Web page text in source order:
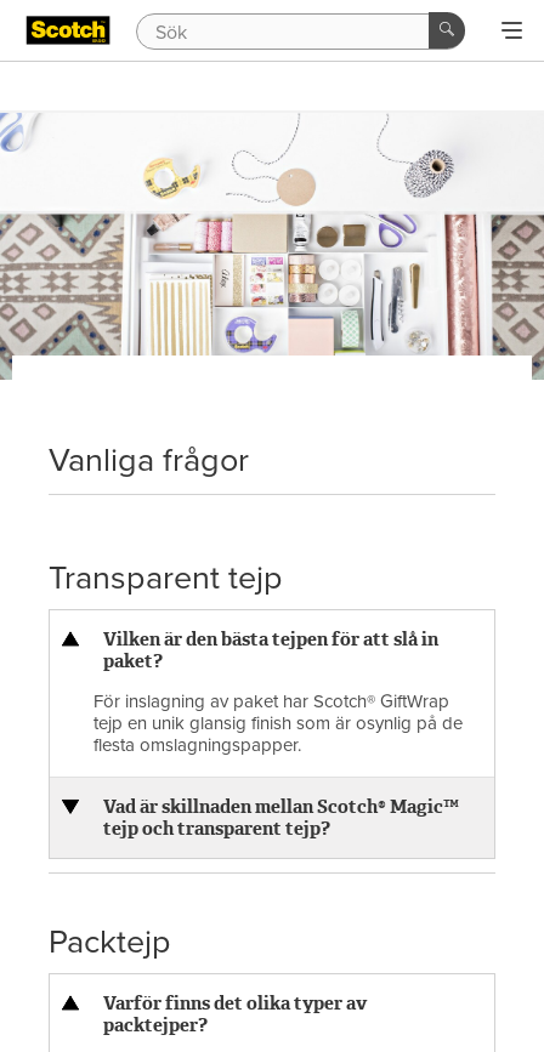
Vanliga frågor
Transparent tejp
Vilken är den bästa tejpen för att slå in
paket?
För inslagning av paket har Scotch® GiftWrap
tejp en unik glansig finish som är osynlig på de
flesta omslagningspapper.
Vad är skillnaden mellan Scotch® Magic™
tejp och transparent tejp?
Packtejp
Varför finns det olika typer av
packtejper?